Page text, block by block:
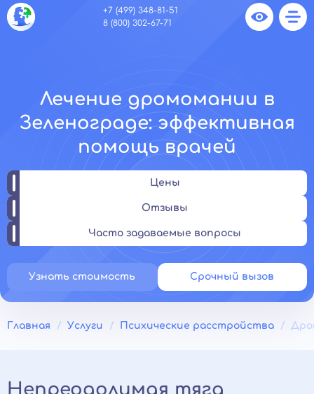
+7 (499) 348-81-51
8 (800) 302-67-71
Лечение дромомании в
Зеленограде: эффективная
помощь врачей
Цены
Отзывы
Часто задаваемые вопросы
Узнать стоимость Срочный вызов
Главная Услуги Психические расстройства
Непреодолимая тяга